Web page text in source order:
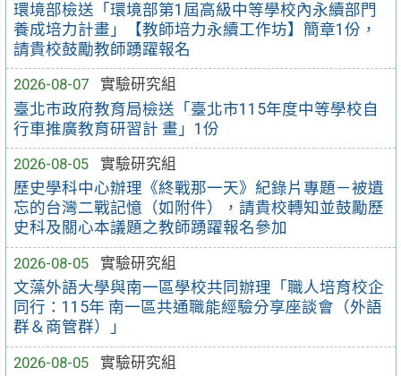
環境部檢送「環境部第1屆高級中等學校內永續部門
養成培力計畫」【教師培力永續工作坊】簡章1份，
請貴校鼓勵教師踴躍報名
2026-08-07
實驗研究組
臺北市政府教育局檢送「臺北市115年度中等學校自
行車推廣教育研習計 畫」1份
2026-08-05
實驗研究組
歷史學科中心辦理《終戰那一天》紀錄片專題－被遺
忘的台灣二戰記憶（如附件），請貴校轉知並鼓勵歷
史科及關心本議題之教師踴躍報名參加
2026-08-05
實驗研究組
文藻外語大學與南一區學校共同辦理「職人培育校企
同行：115年 南一區共通職能經驗分享座談會（外語
群＆商管群）」
2026-08-05
實驗研究組